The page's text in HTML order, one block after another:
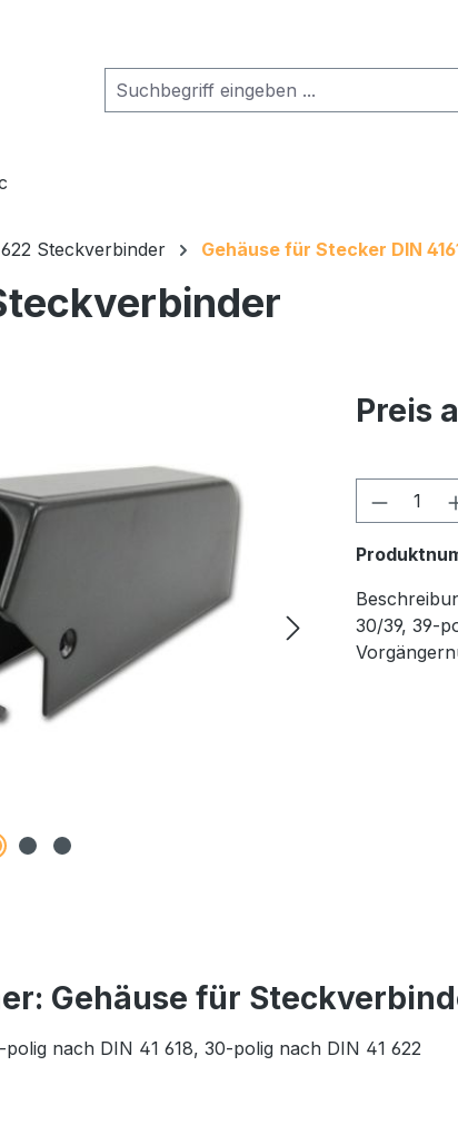
Steckverbinder Gehäuse für Stecker DIN
Preis
30/39, 39-
Gehäuse für
nach DIN 41 618, 30-polig nach DIN 41 622